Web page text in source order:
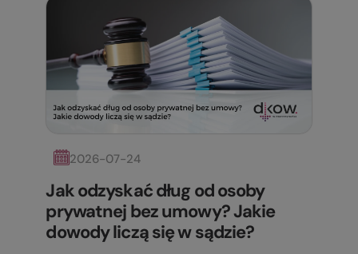
2026-07-24
Jak odzyskać dług od osoby
prywatnej bez umowy? Jakie
dowody liczą się w sądzie?